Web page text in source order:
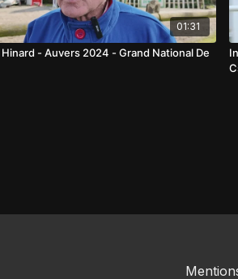
01:31
Hinard - Auvers 2024 - Grand National De